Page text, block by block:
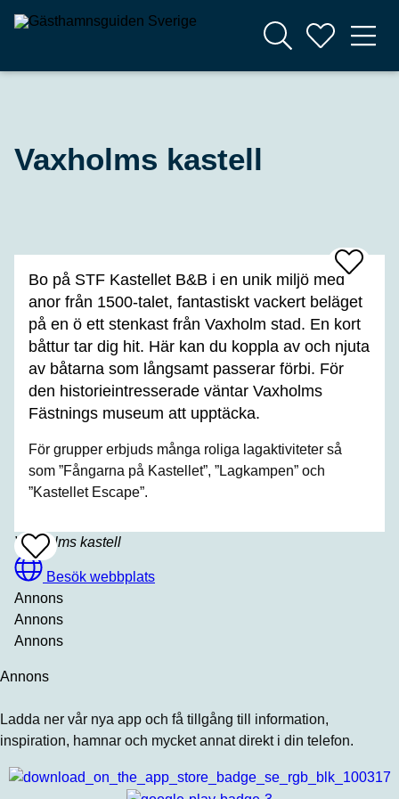
Vaxholms kastell
Add
To
Bo på STF Kastellet B&B i en unik miljö med
anor från 1500-talet, fantastiskt vackert beläget
på en ö ett stenkast från Vaxholm stad. En kort
båttur tar dig hit. Här kan du koppla av och njuta
av båtarna som långsamt passerar förbi. För
den historieintresserade väntar Vaxholms
Fästnings museum att upptäcka.
För grupper erbjuds många roliga lagaktiviteter så
som ”Fångarna på Kastellet”, ”Lagkampen” och
”Kastellet Escape”.
Add
To
Favrites
Vaxholms kastell
Besök webbplats
Annons
Annons
Annons
Annons
Ladda ner vår nya app och få tillgång till information,
inspiration, hamnar och mycket annat direkt i din telefon.